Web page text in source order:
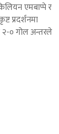
एमबाप्पे र
प्रदर्शनमा
२-० गोल अन्तरले